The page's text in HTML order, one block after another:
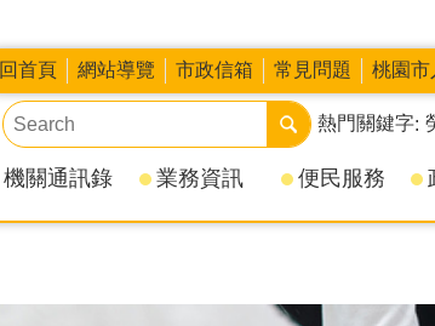
回首頁 網站導覽 市政信箱 常見問題 桃園市
熱門關鍵字
機關通訊錄 業務資訊 便民服務